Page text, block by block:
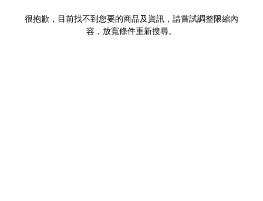
很抱歉，目前找不到您要的商品及資訊，請嘗試調整限縮內
容，放寬條件重新搜尋。